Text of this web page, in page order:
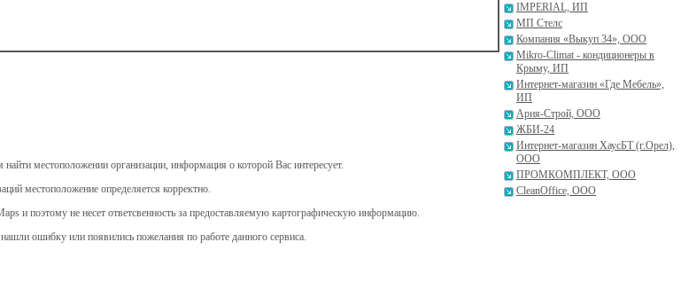
местоположении организации, информация о которой Вас интересует.
местоположение определяется корректно.
и поэтому не несет ответсвенность за предоставляемую картографическую информацию.
ошибку или появились пожелания по работе данного сервиса.
IMPERIAL, ИП
МП Стелс
Компания «Выкуп 34», ООО
Mikro-Climat - кондиционеры в
Крыму, ИП
Интернет-магазин «Где Мебель»,
ИП
Ария-Строй, ООО
ЖБИ-24
Интернет-магазин ХаусБТ (г.Орел),
ООО
ПРОМКОМПЛЕКТ, ООО
CleanOffice, ООО